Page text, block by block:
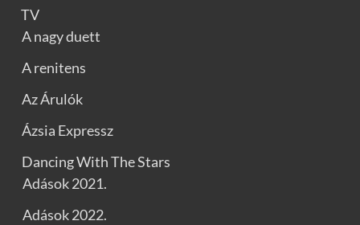
TV
A nagy duett
A renitens
Az Árulók
Ázsia Expressz
Dancing With The Stars
Adások 2021.
Adások 2022.